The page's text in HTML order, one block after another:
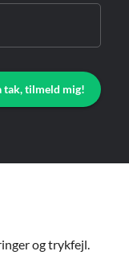
tak, tilmeld mig!
og trykfejl.